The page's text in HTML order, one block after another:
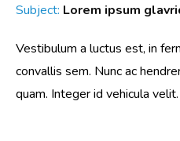
Subject: Lorem ipsum
Vestibulum a luctus est, in
convallis sem. Nunc ac
quam. Integer id vehicula